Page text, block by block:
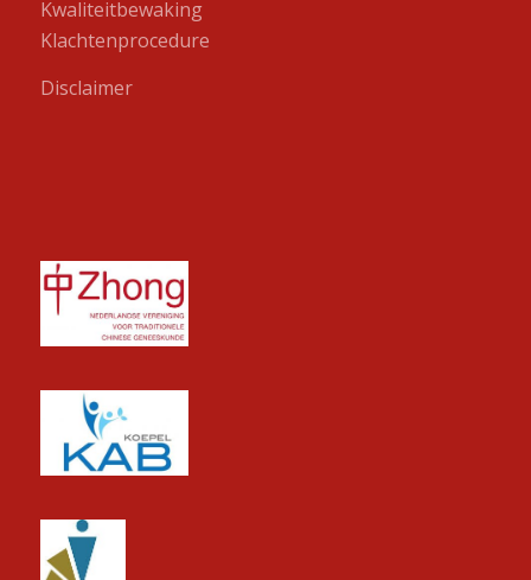
Kwaliteitbewaking
Klachtenprocedure
Disclaimer